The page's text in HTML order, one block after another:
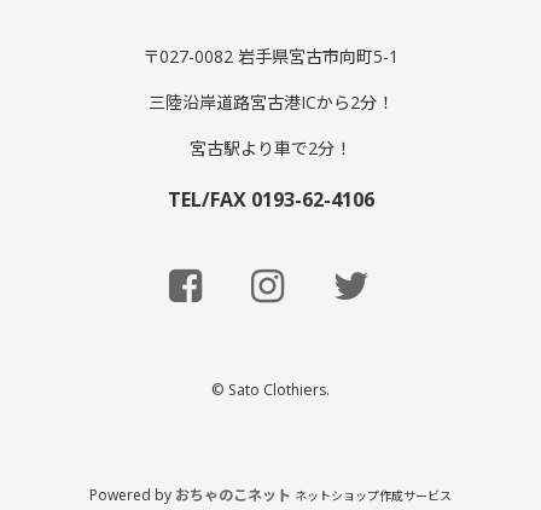
〒027-0082 岩手県宮古市向町5-1
三陸沿岸道路宮古港ICから2分！
宮古駅より車で2分！
TEL/FAX 0193-62-4106
© Sato Clothiers.
Powered by おちゃのこネット ネットショップ作成サービス